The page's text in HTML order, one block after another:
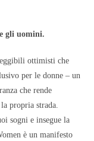
gli uomini.
ottimisti che
per le donne – un
che rende
propria strada.
sogni e insegue la
è un manifesto